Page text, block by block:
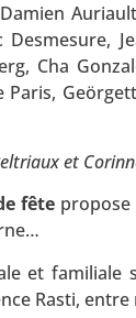
Desmesure,
Cha
Paris,
et
fêtepropose
et familiale
Rasti,